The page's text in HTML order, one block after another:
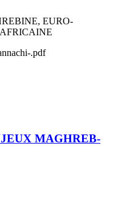
EURO-
.pdf
MAGHREB-